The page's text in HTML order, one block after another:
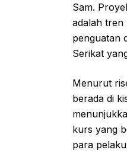
Sam.
adalah tren
penguatan
Serikat
Menurut
berada di
kurs yang
para